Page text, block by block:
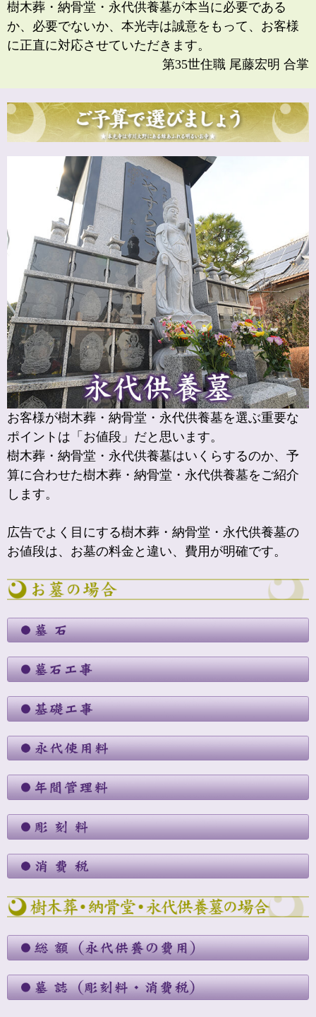
樹木葬・納骨堂・永代供養墓が本当に必要である
か、必要でないか、本光寺は誠意をもって、お客様
に正直に対応させていただきます。
第35世住職 尾藤宏明 合掌
お客様が樹木葬・納骨堂・永代供養墓を選ぶ重要な
ポイントは「お値段」だと思います。
樹木葬・納骨堂・永代供養墓はいくらするのか、予
算に合わせた樹木葬・納骨堂・永代供養墓をご紹介
します。
広告でよく目にする樹木葬・納骨堂・永代供養墓の
お値段は、お墓の料金と違い、費用が明確です。